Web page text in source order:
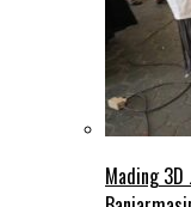
Mading 3D